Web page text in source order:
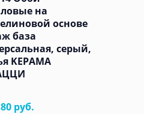
на
основе
база
серый,
KЕРАМА
руб.